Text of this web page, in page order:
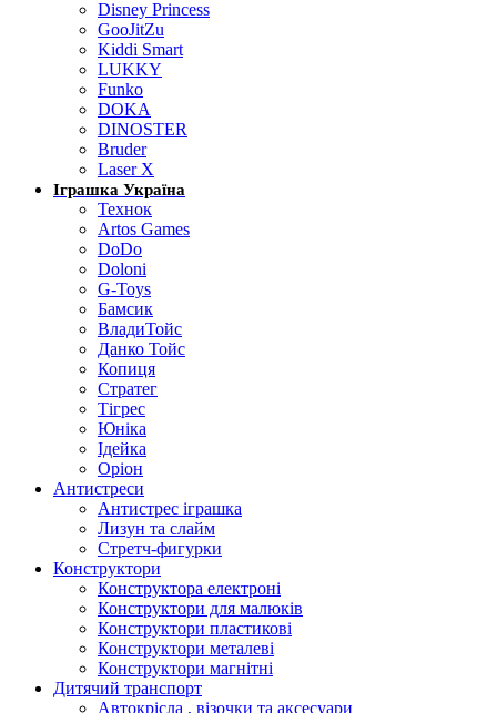
Disney Princess
GooJitZu
Kiddi Smart
LUKKY
Funko
DOKA
DINOSTER
Bruder
Laser X
Іграшка Україна
Технок
Artos Games
DoDo
Doloni
G-Toys
Бамсик
ВладиТойс
Данко Тойс
Копиця
Стратег
Тігрес
Юніка
Ідейка
Оріон
Антистреси
Антистрес іграшка
Лизун та слайм
Стретч-фигурки
Конструктори
Конструктора електроні
Конструктори для малюків
Конструктори пластикові
Конструктори металеві
Конструктори магнітні
Дитячий транспорт
Автокрісла , візочки та аксесуари